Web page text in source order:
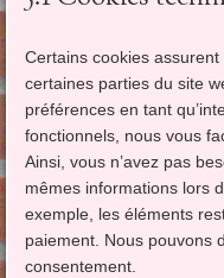
Certains cookies
certaines parties du site
préférences en tant
fonctionnels, nous vous
Ainsi, vous n’avez pas
mêmes informations lors
exemple, les éléments
paiement. Nous pouvons
consentement.